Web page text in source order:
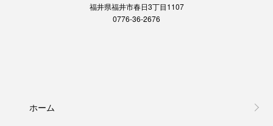
福井県福井市春日3丁目1107
0776-36-2676
ホーム